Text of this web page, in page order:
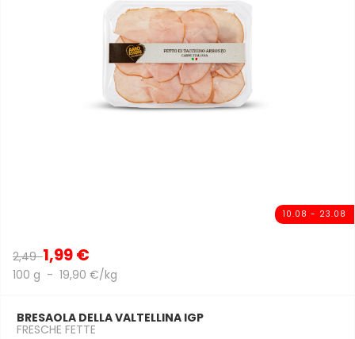
10.08 - 23.08
2,491,99 €
100 g - 19,90 €/kg
BRESAOLA DELLA VALTELLINA IGP
FRESCHE FETTE